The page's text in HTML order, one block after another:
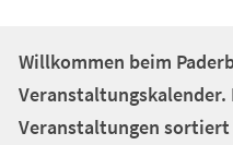
Willkommen beim
Veranstaltungskalender.
Veranstaltungen